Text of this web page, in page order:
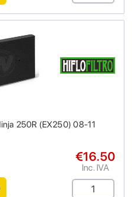
250R (EX250) 08-11
€16.50
Inc. IVA